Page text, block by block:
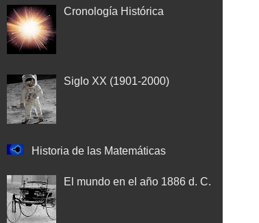
Cronología Histórica
Siglo XX (1901-2000)
Historia de las Matemáticas
El mundo en el año 1886 d. C.